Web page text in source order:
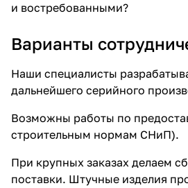
и востребованными?
Варианты
Наши специалисты
дальнейшего серийного
Возможны работы по
строительным нормам СНиП).
При крупных заказах делаем
поставки. Штучные изделия